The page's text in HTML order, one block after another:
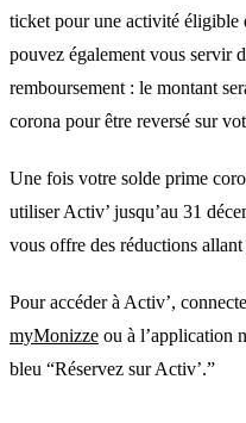
ticket pour une activité éligible
pouvez également vous servir
remboursement : le montant
corona pour être reversé sur
Une fois votre solde prime
utiliser Activ’ jusqu’au 31
vous offre des réductions
Pour accéder à Activ’,
myMonizze ou à l’application
bleu “Réservez sur Activ’.”